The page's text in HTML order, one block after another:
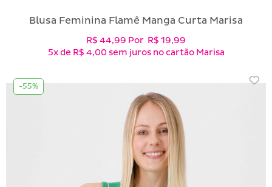
Blusa Feminina Flamê Manga Curta Marisa
R$ 44,99 Por R$ 19,99
5xde R$ 4,00 sem juros no cartão Marisa
-55%